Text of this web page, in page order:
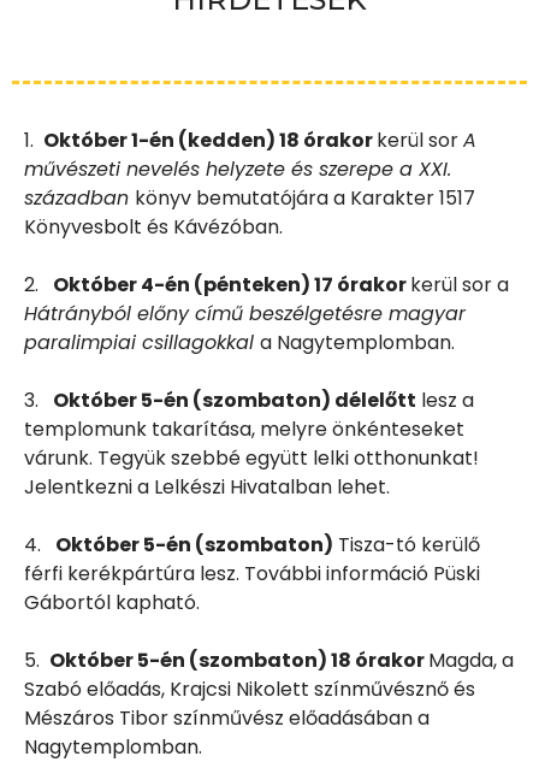
1. Október 1-én (kedden) 18 órakorkerül sorA
művészeti nevelés helyzete és szerepe a XXI.
században könyv bemutatójára a Karakter 1517
Könyvesbolt és Kávézóban.
2. Október 4-én (pénteken) 17 órakorkerül sor a
Hátrányból előny című beszélgetésre magyar
paralimpiai csillagokkal a Nagytemplomban.
3. Október 5-én (szombaton) délelőtt lesz a
templomunk takarítása, melyre önkénteseket
várunk. Tegyük szebbé együtt lelki otthonunkat!
Jelentkezni a Lelkészi Hivatalban lehet.
4. Október 5-én (szombaton) Tisza-tó kerülő
férfi kerékpártúra lesz. További információ Püski
Gábortól kapható.
5. Október 5-én (szombaton) 18 órakorMagda, a
Szabó előadás, Krajcsi Nikolett színművésznő és
Mészáros Tibor színművész előadásában a
Nagytemplomban.